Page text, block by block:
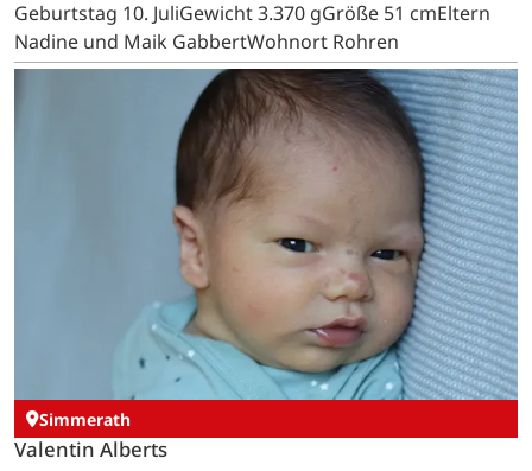
Geburtstag 10. JuliGewicht 3.370 gGröße 51 cmEltern
Nadine und Maik GabbertWohnort Rohren
Simmerath
Valentin Alberts